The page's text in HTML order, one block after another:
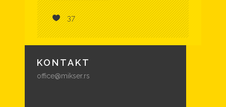
37
KONTAKT
office@mikser.rs